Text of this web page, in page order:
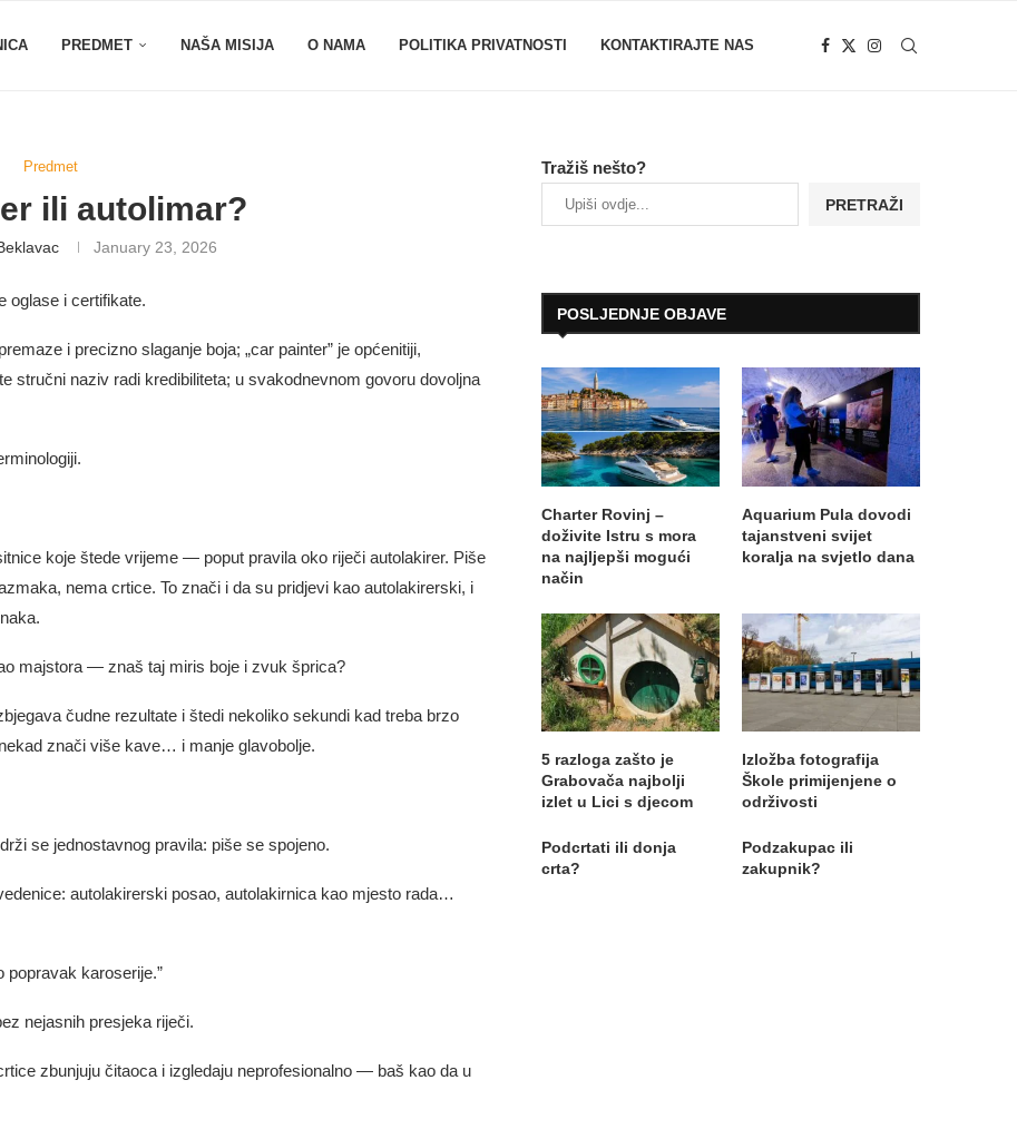
PREDMET NAŠA MISIJA O NAMA POLITIKA PRIVATNOSTI KONTAKTIRAJTE NAS
Predmet
ili autolimar?
January 23, 2026
oglase i certifikate.
i precizno slaganje boja; „car painter” je općenitiji,
stručni naziv radi kredibiliteta; u svakodnevnom govoru dovoljna
koje štede vrijeme — poput pravila oko riječi autolakirer. Piše
nema crtice. To znači i da su pridjevi kao autolakirerski, i
majstora — znaš taj miris boje i zvuk šprica?
čudne rezultate i štedi nekoliko sekundi kad treba brzo
znači više kave… i manje glavobolje.
se jednostavnog pravila: piše se spojeno.
autolakirerski posao, autolakirnica kao mjesto rada…
popravak karoserije.”
nejasnih presjeka riječi.
zbunjuju čitaoca i izgledaju neprofesionalno — baš kao da u
Tražiš nešto?
PRETRAŽI
POSLJEDNJE OBJAVE
Charter Rovinj –
doživite Istru s mora
na najljepši mogući
način
Aquarium Pula dovodi
tajanstveni svijet
koralja na svjetlo dana
5 razloga zašto je
Grabovača najbolji
izlet u Lici s djecom
Izložba fotografija
Škole primijenjene o
održivosti
Podcrtati ili donja
crta?
Podzakupac ili
zakupnik?